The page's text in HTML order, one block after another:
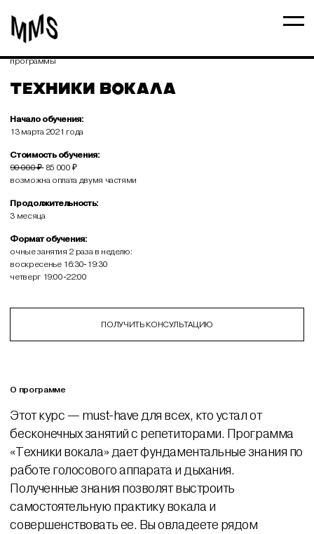
программы
ТЕХНИКИ ВОКАЛА
Начало обучения:
13 марта 2021 года
Стоимость обучения:
90 000 ₽85 000 ₽
возможна оплата двумя частями
Продолжительность:
3 месяца
Формат обучения:
очные занятия 2 раза в неделю:
воскресенье 16:30-19:30
четверг 19:00-22:00
ПОЛУЧИТЬ КОНСУЛЬТАЦИЮ
О программе
Этот курс — must-have для всех, кто устал от
бесконечных занятий с репетиторами. Программа
«Техники вокала» дает фундаментальные знания по
работе голосового аппарата и дыхания.
Полученные знания позволят выстроить
самостоятельную практику вокала и
совершенствовать ее. Вы овладеете рядом